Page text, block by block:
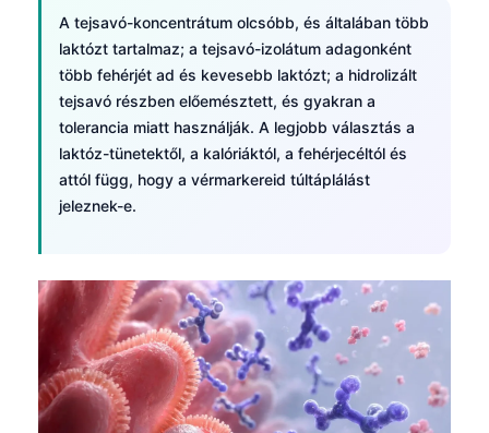
A tejsavó-koncentrátum olcsóbb, és általában több
laktózt tartalmaz; a tejsavó-izolátum adagonként
több fehérjét ad és kevesebb laktózt; a hidrolizált
tejsavó részben előemésztett, és gyakran a
tolerancia miatt használják. A legjobb választás a
laktóz-tünetektől, a kalóriáktól, a fehérjecéltól és
attól függ, hogy a vérmarkereid túltáplálást
jeleznek-e.
Galego
Latviešu valoda
Македонски јазик
Euskara
العربية المغربية
Afrikaans
Монгол
ພາສາລາວ
Basa Jawa
Cebuano